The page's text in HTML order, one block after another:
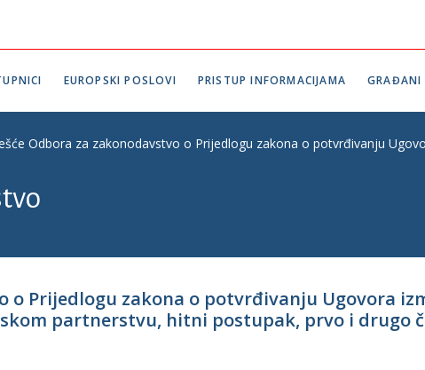
EUROPSKI POSLOVI PRISTUP INFORMACIJAMA GRAĐANI
Odbora za zakonodavstvo o Prijedlogu zakona o potvrđivanju
o Prijedlogu zakona o potvrđivanju Ugovora
partnerstvu, hitni postupak, prvo i drugo